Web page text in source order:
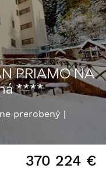
PRIAMO NA
****
prerobený
370 224 €